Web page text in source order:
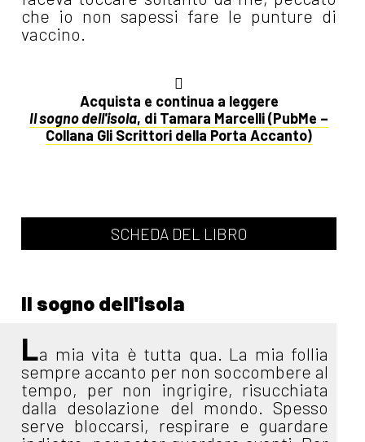
che io non sapessi fare le punture di
vaccino.
Acquista e continua a leggere
Il sogno dell'isola, di Tamara Marcelli (PubMe –
Collana Gli Scrittori della Porta Accanto)
SCHEDA DEL LIBRO
Il sogno dell'isola
La mia vita è tutta qua. La mia follia
sempre accanto per non soccombere al
tempo, per non ingrigire, risucchiata
dalla desolazione del mondo. Spesso
serve bloccarsi, respirare e guardare